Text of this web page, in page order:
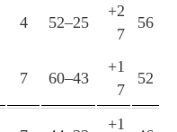
4 52–25
+2
7
56
7 60–43
+1
7
52
+1